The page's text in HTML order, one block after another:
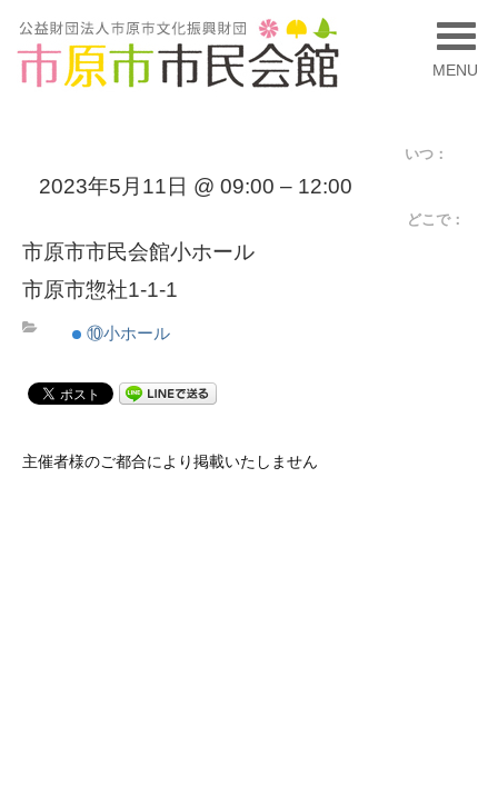
MENU
いつ：
2023年5月11日 @ 09:00 – 12:00
どこで：
市原市市民会館小ホール
市原市惣社1-1-1
⑩小ホール
主催者様のご都合により掲載いたしません